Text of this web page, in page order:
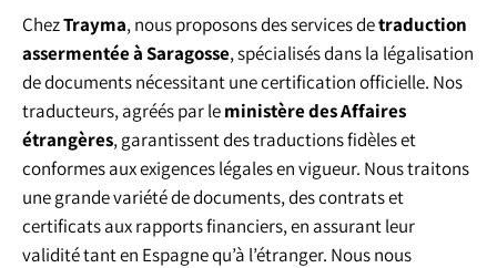
ChezTrayma, nous proposons des services detraduction
assermentée à Saragosse, spécialisés dans la légalisation
de documents nécessitant une certification officielle. Nos
traducteurs, agréés par leministère des Affaires
étrangères, garantissent des traductions fidèles et
conformes aux exigences légales en vigueur. Nous traitons
une grande variété de documents, des contrats et
certificats aux rapports financiers, en assurant leur
validité tant en Espagne qu’à l’étranger. Nous nous